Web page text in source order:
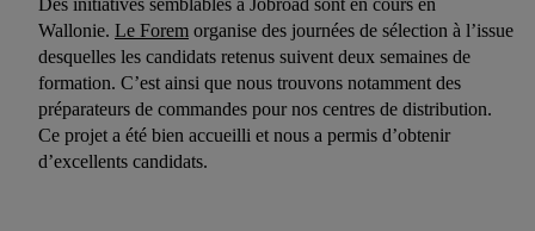
Wallonie. Le Forem organise des journées de sélection à l’issue
desquelles les candidats retenus suivent deux semaines de
formation. C’est ainsi que nous trouvons notamment des
préparateurs de commandes pour nos centres de distribution.
Ce projet a été bien accueilli et nous a permis d’obtenir
d’excellents candidats.